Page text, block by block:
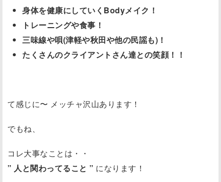
身体を健康にしていくBodyメイク！
トレーニングや食事！
三味線や唄(津軽や秋田や他の民謡も)！
たくさんのクライアントさん達との笑顔！！
て感じに〜 メッチャ沢山あります！
でもね、
コレ大事なことは・・
” 人と関わってること ” になります！